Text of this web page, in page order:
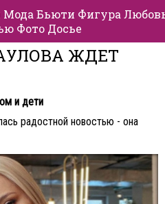
Мода Бьюти Фигура
Фото Досье
ЖДЕТ
и дети
радостной новостью - она